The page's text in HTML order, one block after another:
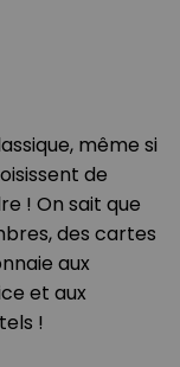
même si
de
! On sait que
des cartes
aux
et aux
!